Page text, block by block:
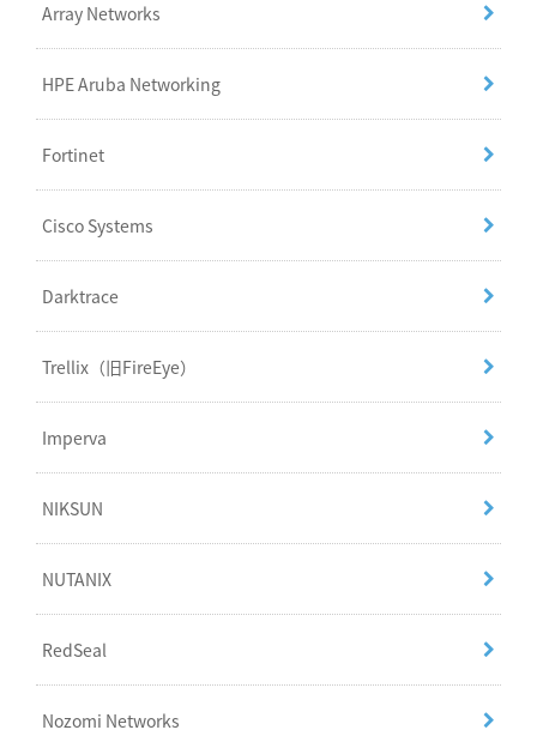
Array Networks
HPE Aruba Networking
Fortinet
Cisco Systems
Darktrace
Trellix（旧FireEye）
Imperva
NIKSUN
NUTANIX
RedSeal
Nozomi Networks